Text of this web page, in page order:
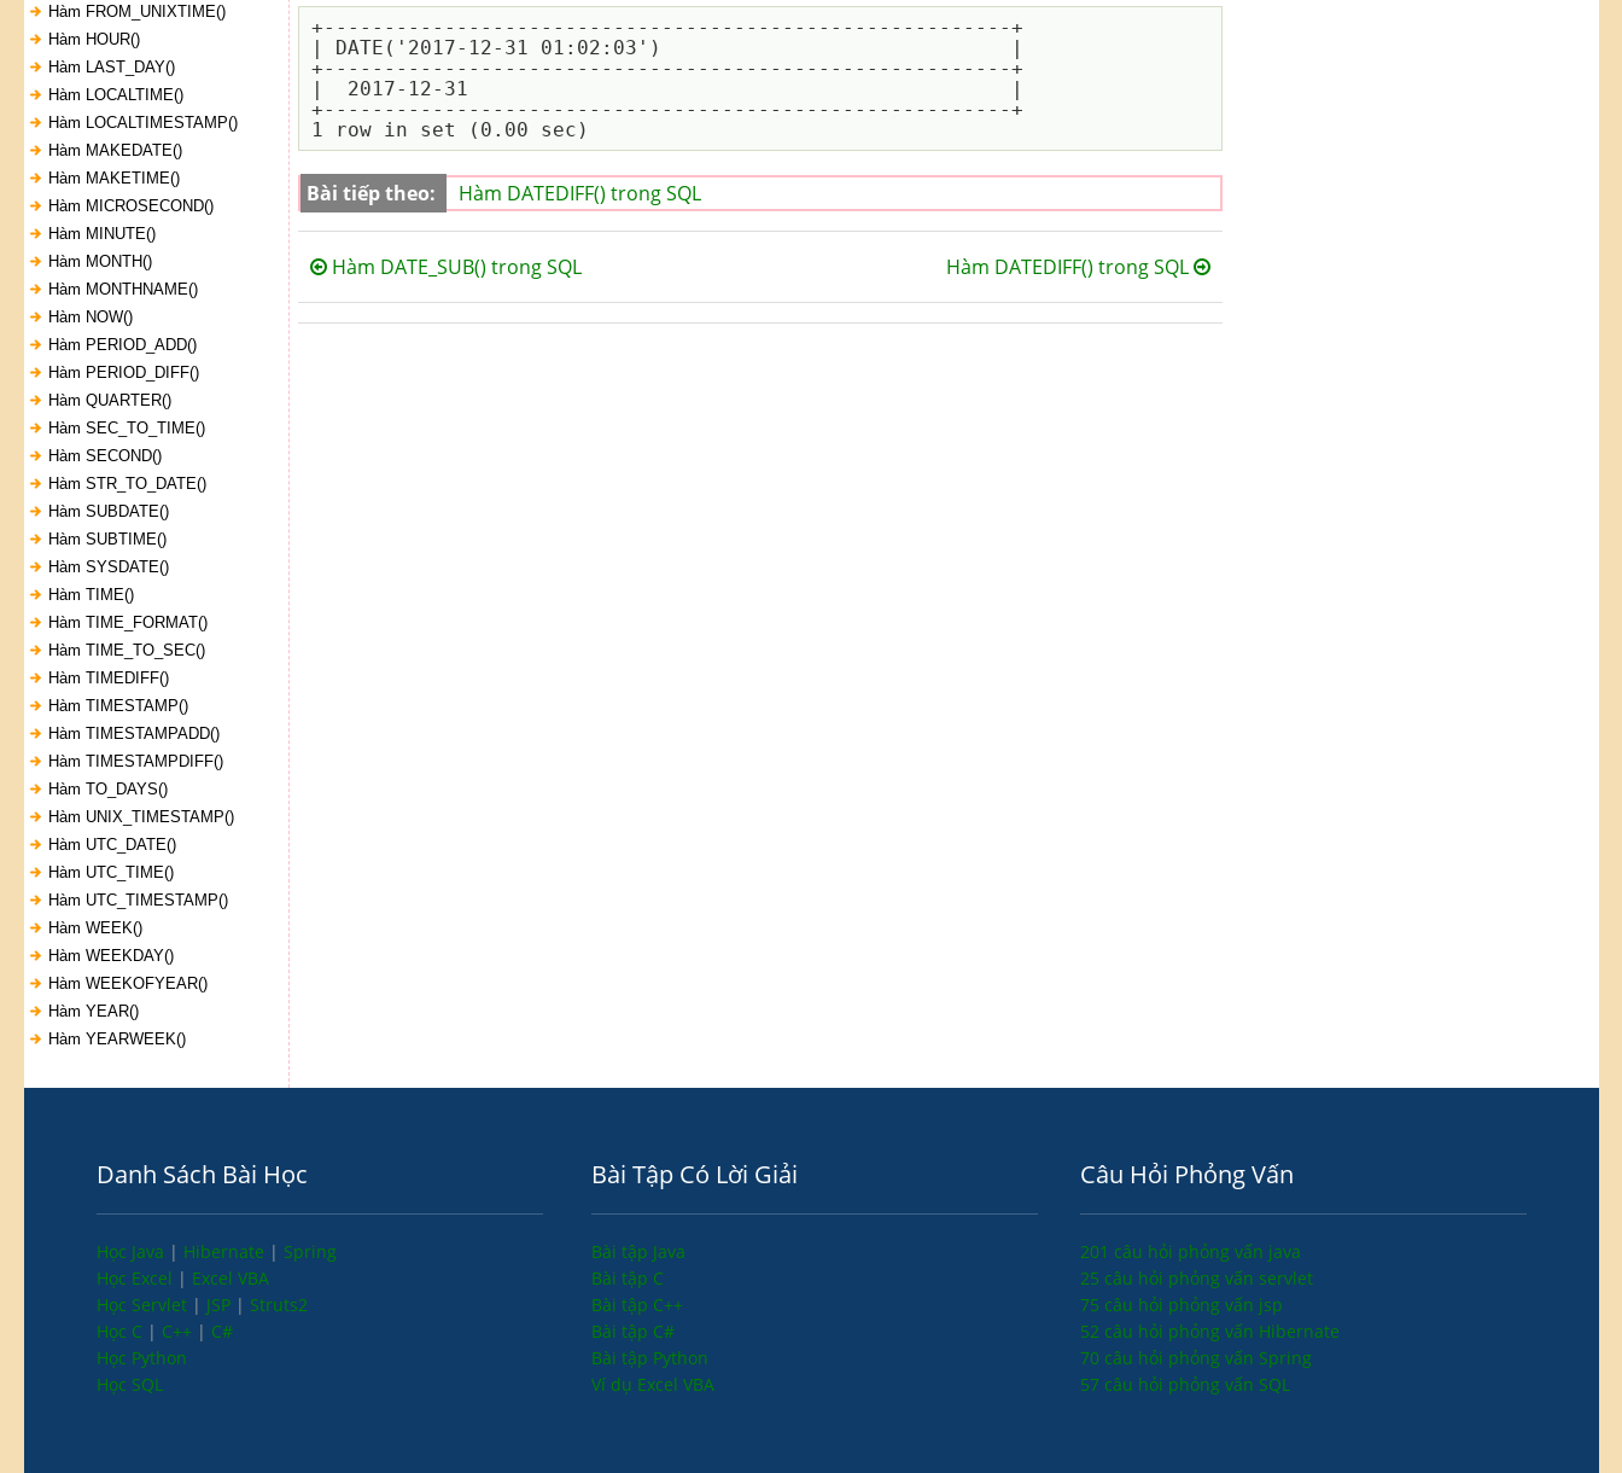
Hàm FROM_UNIXTIME()
Hàm HOUR()
Hàm LAST_DAY()
Hàm LOCALTIME()
Hàm LOCALTIMESTAMP()
Hàm MAKEDATE()
Hàm MAKETIME()
Hàm MICROSECOND()
Hàm MINUTE()
Hàm MONTH()
Hàm MONTHNAME()
Hàm NOW()
Hàm PERIOD_ADD()
Hàm PERIOD_DIFF()
Hàm QUARTER()
Hàm SEC_TO_TIME()
Hàm SECOND()
Hàm STR_TO_DATE()
Hàm SUBDATE()
Hàm SUBTIME()
Hàm SYSDATE()
Hàm TIME()
Hàm TIME_FORMAT()
Hàm TIME_TO_SEC()
Hàm TIMEDIFF()
Hàm TIMESTAMP()
Hàm TIMESTAMPADD()
Hàm TIMESTAMPDIFF()
Hàm TO_DAYS()
Hàm UNIX_TIMESTAMP()
Hàm UTC_DATE()
Hàm UTC_TIME()
Hàm UTC_TIMESTAMP()
Hàm WEEK()
Hàm WEEKDAY()
Hàm WEEKOFYEAR()
Hàm YEAR()
Hàm YEARWEEK()
+---------------------------------------------------------+
| DATE('2017-12-31 01:02:03')                             |
+---------------------------------------------------------+
|  2017-12-31                                             |
+---------------------------------------------------------+
Bài tiếp theo: Hàm DATEDIFF() trong SQL
Hàm DATE_SUB() trong SQL Hàm DATEDIFF() trong SQL
Danh Sách Bài Học
Học Java | Hibernate | Spring
Học Excel | Excel VBA
Học Servlet | JSP | Struts2
Học C | C++ | C#
Học Python
Học SQL
Bài Tập Có Lời Giải
Bài tập Java
Bài tập C
Bài tập C++
Bài tập C#
Bài tập Python
Ví dụ Excel VBA
Câu Hỏi Phỏng Vấn
201 câu hỏi phỏng vấn java
25 câu hỏi phỏng vấn servlet
75 câu hỏi phỏng vấn jsp
52 câu hỏi phỏng vấn Hibernate
70 câu hỏi phỏng vấn Spring
57 câu hỏi phỏng vấn SQL